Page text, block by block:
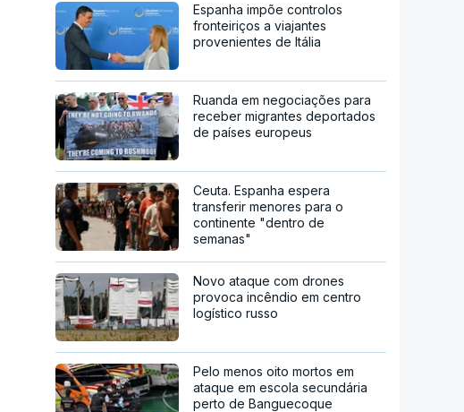
Espanha impõe controlos
fronteiriços a viajantes
provenientes de Itália
Ruanda em negociações para
receber migrantes deportados
de países europeus
Ceuta. Espanha espera
transferir menores para o
continente "dentro de
semanas"
Novo ataque com drones
provoca incêndio em centro
logístico russo
Pelo menos oito mortos em
ataque em escola secundária
perto de Banguecoque